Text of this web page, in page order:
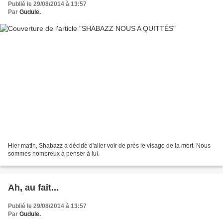
Publié le 29/08/2014 à 13:57
Par Gudule.
Hier matin, Shabazz a décidé d'aller voir de près le visage de la mort. Nous
sommes nombreux à penser à lui.
Ah, au fait...
Publié le 29/08/2014 à 13:57
Par Gudule.